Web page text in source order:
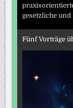
gesetzliche
Fünf Vorträge